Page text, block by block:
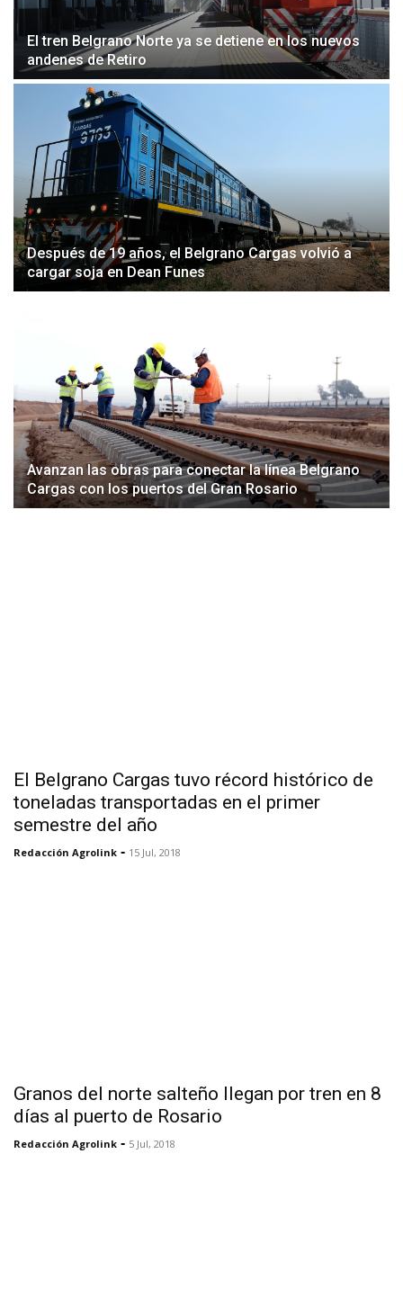
El tren Belgrano Norte ya se detiene en los nuevos
andenes de Retiro
Después de 19 años, el Belgrano Cargas volvió a
cargar soja en Dean Funes
Avanzan las obras para conectar la línea Belgrano
Cargas con los puertos del Gran Rosario
El Belgrano Cargas tuvo récord histórico de
toneladas transportadas en el primer
semestre del año
Redacción Agrolink - 15 Jul, 2018
Granos del norte salteño llegan por tren en 8
días al puerto de Rosario
Redacción Agrolink - 5 Jul, 2018